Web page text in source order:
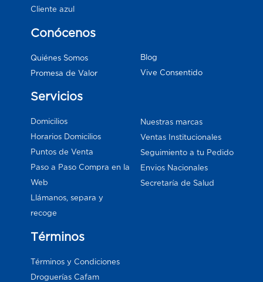
Cliente azul
Conócenos
Quiénes Somos
Promesa de Valor
Blog
Vive Consentido
Servicios
Domicilios
Horarios Domicilios
Puntos de Venta
Paso a Paso Compra en la
Web
Llámanos, separa y
recoge
Nuestras marcas
Ventas Institucionales
Seguimiento a tu Pedido
Envios Nacionales
Secretaría de Salud
Términos
Términos y Condiciones
Droguerías Cafam